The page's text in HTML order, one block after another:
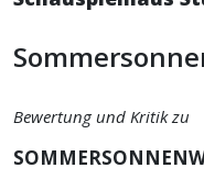
Bewertung und Kritik zu